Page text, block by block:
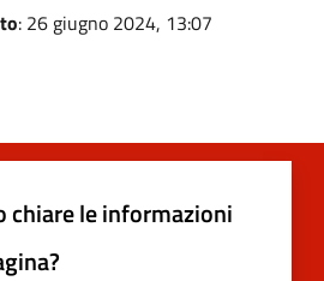
: 26 giugno 2024, 13:07
chiare le informazioni